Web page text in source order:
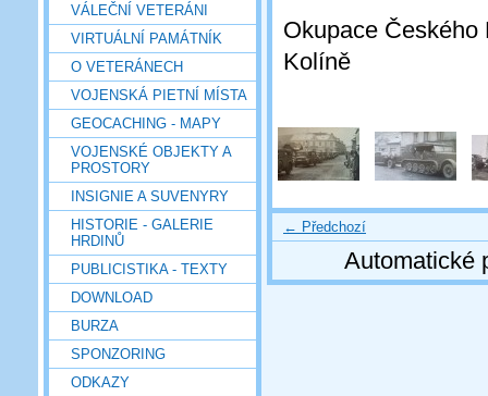
VÁLEČNÍ VETERÁNI
VIRTUÁLNÍ PAMÁTNÍK
O VETERÁNECH
VOJENSKÁ PIETNÍ MÍSTA
GEOCACHING - MAPY
VOJENSKÉ OBJEKTY A
PROSTORY
INSIGNIE A SUVENYRY
HISTORIE - GALERIE
HRDINŮ
PUBLICISTIKA - TEXTY
DOWNLOAD
BURZA
SPONZORING
ODKAZY
Okupace
Kolíně
← Předchozí
Automatické